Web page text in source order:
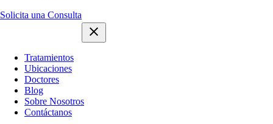
Solicita una Consulta
Tratamientos
Ubicaciones
Doctores
Blog
Sobre Nosotros
Contáctanos